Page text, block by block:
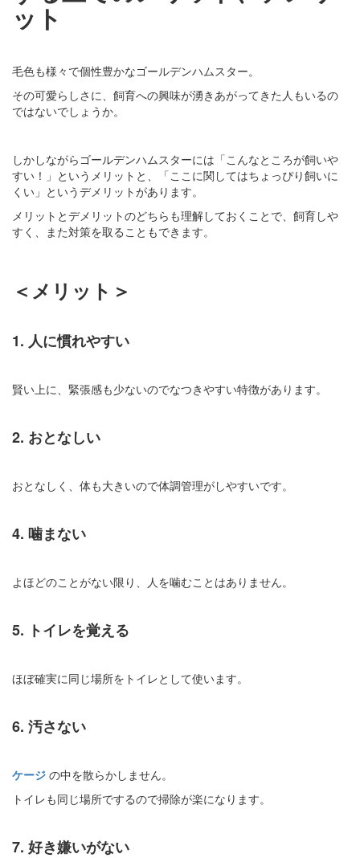
ット
毛色も様々で個性豊かなゴールデンハムスター。
その可愛らしさに、飼育への興味が湧きあがってきた人もいるの
ではないでしょうか。
しかしながらゴールデンハムスターには「こんなところが飼いや
すい！」というメリットと、「ここに関してはちょっぴり飼いに
くい」というデメリットがあります。
メリットとデメリットのどちらも理解しておくことで、飼育しや
すく、また対策を取ることもできます。
＜メリット＞
1. 人に慣れやすい
賢い上に、緊張感も少ないのでなつきやすい特徴があります。
2. おとなしい
おとなしく、体も大きいので体調管理がしやすいです。
4. 噛まない
よほどのことがない限り、人を噛むことはありません。
5. トイレを覚える
ほぼ確実に同じ場所をトイレとして使います。
6. 汚さない
ケージ の中を散らかしません。
トイレも同じ場所でするので掃除が楽になります。
7. 好き嫌いがない